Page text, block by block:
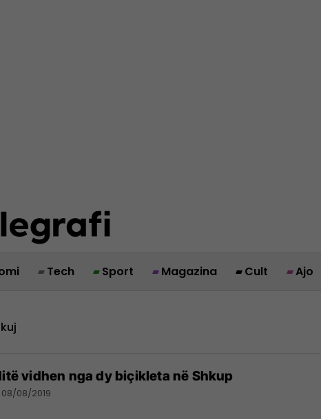
Tech Sport Magazina Cult Ajo
vidhen nga dy biçikleta në Shkup
08/08/2019